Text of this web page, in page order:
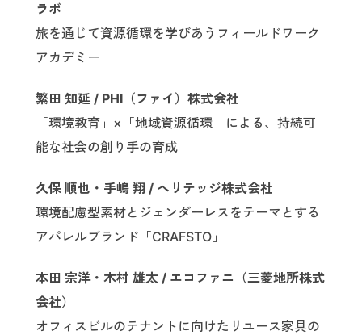
ラボ
旅を通じて資源循環を学びあうフィールドワーク
アカデミー
繁田 知延 / PHI（ファイ）株式会社
「環境教育」×「地域資源循環」による、持続可
能な社会の創り手の育成
久保 順也・手嶋 翔 / ヘリテッジ株式会社
環境配慮型素材とジェンダーレスをテーマとする
アパレルブランド「CRAFSTO」
本田 宗洋・木村 雄太 / エコファニ（三菱地所株式
会社）
オフィスビルのテナントに向けたリユース家具の